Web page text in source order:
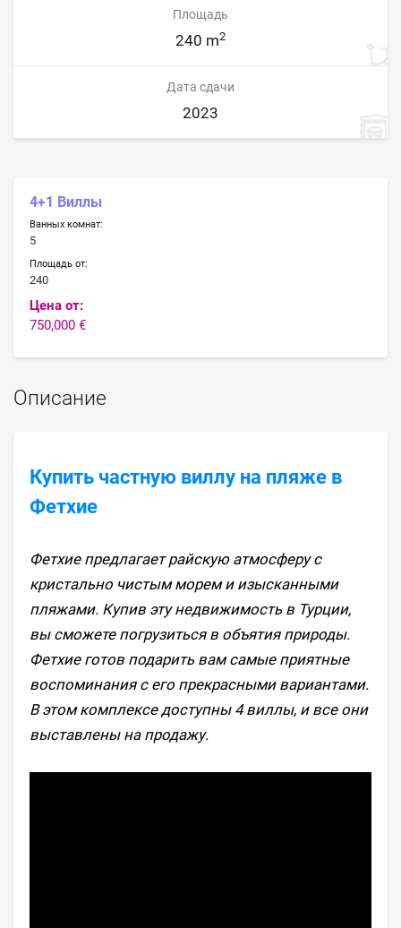
Площадь
240 m2
Дата сдачи
2023
4+1 Виллы
Ванных комнат:
5
Площадь от:
240
Цена от:
750,000 €
Описание
Купить частную виллу на пляже в
Фетхие
Фетхие предлагает райскую атмосферу с
кристально чистым морем и изысканными
пляжами. Купив эту недвижимость в Турции,
вы сможете погрузиться в объятия природы.
Фетхие готов подарить вам самые приятные
воспоминания с его прекрасными вариантами.
В этом комплексе доступны 4 виллы, и все они
выставлены на продажу.